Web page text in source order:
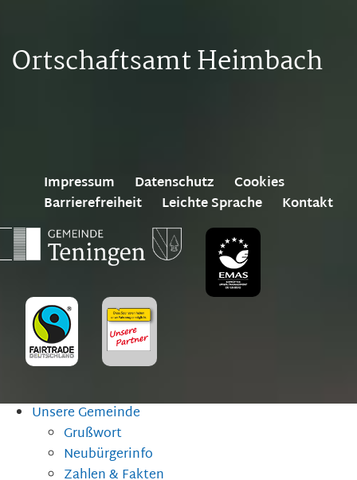
Ortschaftsamt Heimbach
Impressum Datenschutz
Cookies
Barrierefreiheit
Leichte Sprache Kontakt
Unsere Gemeinde
Grußwort
Neubürgerinfo
Zahlen & Fakten